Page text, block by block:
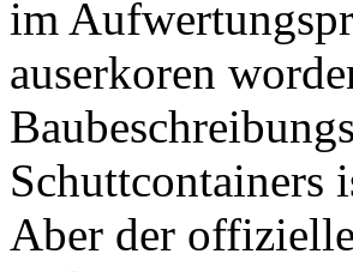
im
auserkoren
Schuttcontainers
Aber der